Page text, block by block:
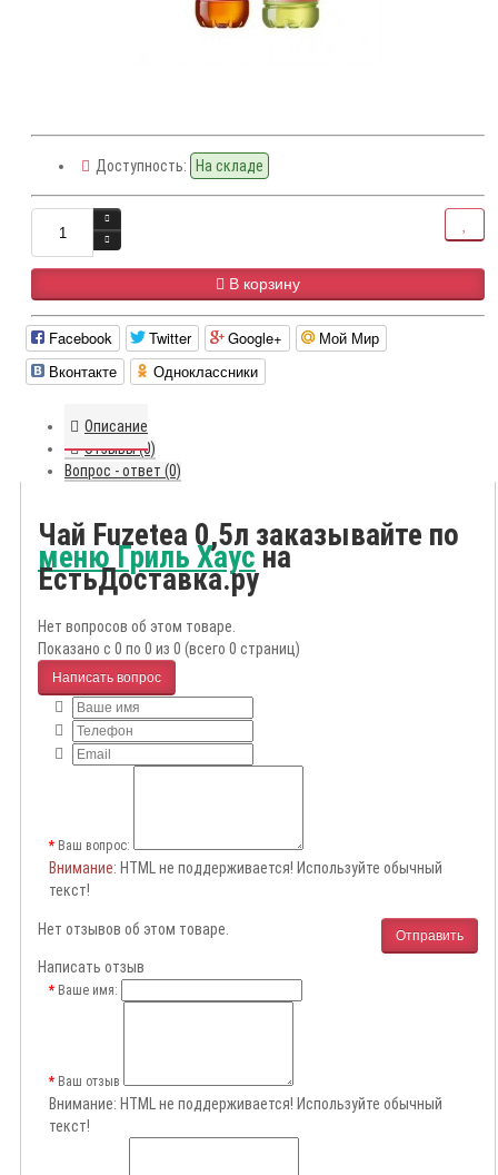
Доступность: На складе
В корзину
Facebook Twitter Google+
Мой Мир
Вконтакте
Одноклассники
Описание
Отзывы (0)
Вопрос - ответ (0)
Чай Fuzetea 0,5л заказывайте по
меню Гриль Хаусна
ЕстьДоставка.ру
Нет вопросов об этом товаре.
Показано с 0 по 0 из 0 (всего 0 страниц)
Написать вопрос
Ваш вопрос:
Внимание: HTML не поддерживается! Используйте обычный
текст!
Отправить
Нет отзывов об этом товаре.
Написать отзыв
Ваше имя:
Ваш отзыв
Внимание: HTML не поддерживается! Используйте обычный
текст!